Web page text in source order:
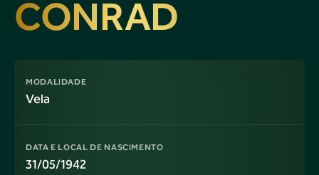
CONRAD
MODALIDADE
Vela
DATA E LOCAL DE NASCIMENTO
31/05/1942